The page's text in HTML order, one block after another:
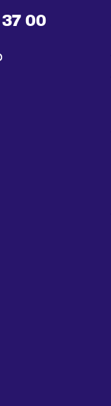
00